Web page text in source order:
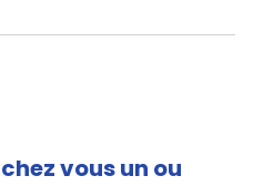
vous un ou